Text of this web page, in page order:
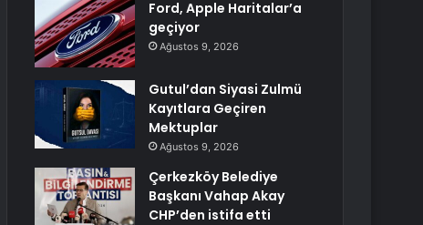
Ford, Apple Haritalar’a
geçiyor
Ağustos 9, 2026
Gutul’dan Siyasi Zulmü
Kayıtlara Geçiren
Mektuplar
Ağustos 9, 2026
Çerkezköy Belediye
Başkanı Vahap Akay
CHP’den istifa etti